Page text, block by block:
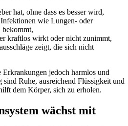
hat, ohne dass es besser wird,
wie Lungen- oder
bekommt,
kraftlos wirkt oder nicht zunimmt,
zeigt, die sich nicht
jedoch harmlos und
Ruhe, ausreichend Flüssigkeit und
dem Körper, sich zu erholen.
wächst mit